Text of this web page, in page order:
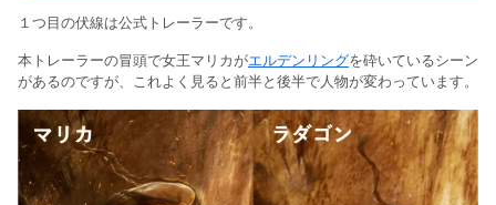
１つ目の伏線は公式トレーラーです。
本トレーラーの冒頭で女王マリカがエルデンリングを砕いているシーン
があるのですが、これよく見ると前半と後半で人物が変わっています。